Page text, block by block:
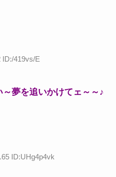
ID:/419vs/E
夢を追いかけてェ～～♪
ID:UHg4p4vk